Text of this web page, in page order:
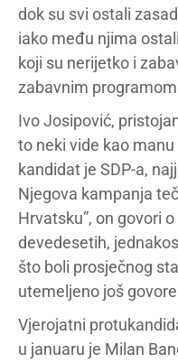
dok su svi ostali
iako među njima
koji su nerijetko i
zabavnim
Ivo Josipović,
to neki vide kao
kandidat je SDP-a,
Njegova kampanja
Hrvatsku”, on govori
devedesetih,
što boli prosječnog
utemeljeno još
Vjerojatni
u januaru je Milan